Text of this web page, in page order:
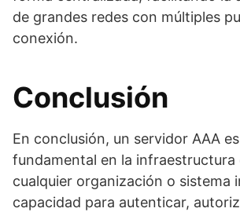
de grandes redes con múltiples
conexión.
Conclusión
En conclusión, un servidor AAA
fundamental en la infraestructura
cualquier organización o sistema
capacidad para autenticar,